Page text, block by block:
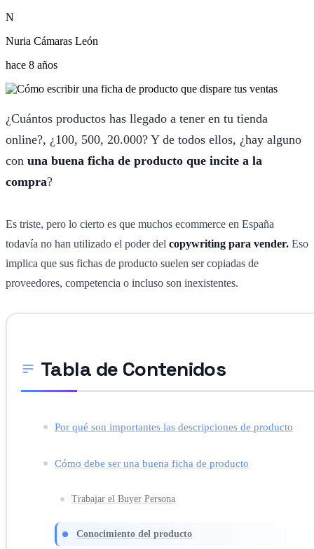
N
Nuria Cámaras León
hace 8 años
¿Cuántos productos has llegado a tener en tu tienda
online?, ¿100, 500, 20.000? Y de todos ellos, ¿hay alguno
con una buena ficha de producto que incite a la
compra?
Es triste, pero lo cierto es que muchos ecommerce en España
todavía no han utilizado el poder del copywriting para vender. Eso
implica que sus fichas de producto suelen ser copiadas de
proveedores, competencia o incluso son inexistentes.
Tabla de Contenidos
Por qué son importantes las descripciones de producto
Cómo debe ser una buena ficha de producto
Trabajar el Buyer Persona
Conocimiento del producto